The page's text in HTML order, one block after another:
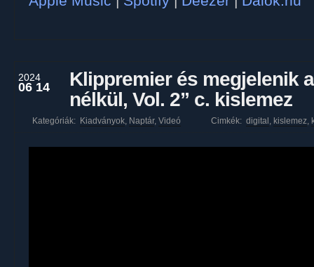
2024
06 14
Klippremier és megjelenik
nélkül, Vol. 2” c. kislemez
Kategóriák: Kiadványok, Naptár, Videó Cimkék: digital , kislemez,